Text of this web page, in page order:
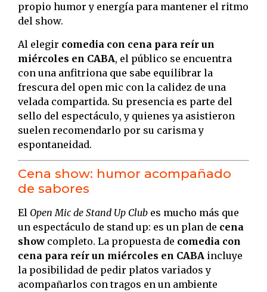
propio humor y energía para mantener el ritmo
del show.
Al elegir comedia con cena para reír un
miércoles en CABA, el público se encuentra
con una anfitriona que sabe equilibrar la
frescura del open mic con la calidez de una
velada compartida. Su presencia es parte del
sello del espectáculo, y quienes ya asistieron
suelen recomendarlo por su carisma y
espontaneidad.
Cena show: humor acompañado
de sabores
El Open Mic de Stand Up Club es mucho más que
un espectáculo de stand up: es un plan de cena
show completo. La propuesta de comedia con
cena para reír un miércoles en CABA incluye
la posibilidad de pedir platos variados y
acompañarlos con tragos en un ambiente